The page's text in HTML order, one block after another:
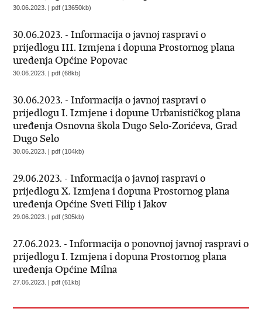
30.06.2023. | pdf (13650kb)
30.06.2023. - Informacija o javnoj raspravi o
prijedlogu III. Izmjena i dopuna Prostornog plana
uređenja Općine Popovac
30.06.2023. | pdf (68kb)
30.06.2023. - Informacija o javnoj raspravi o
prijedlogu I. Izmjene i dopune Urbanističkog plana
uređenja Osnovna škola Dugo Selo-Zorićeva, Grad
Dugo Selo
30.06.2023. | pdf (104kb)
29.06.2023. - Informacija o javnoj raspravi o
prijedlogu X. Izmjena i dopuna Prostornog plana
uređenja Općine Sveti Filip i Jakov
29.06.2023. | pdf (305kb)
27.06.2023. - Informacija o ponovnoj javnoj raspravi o
prijedlogu I. Izmjena i dopuna Prostornog plana
uređenja Općine Milna
27.06.2023. | pdf (61kb)